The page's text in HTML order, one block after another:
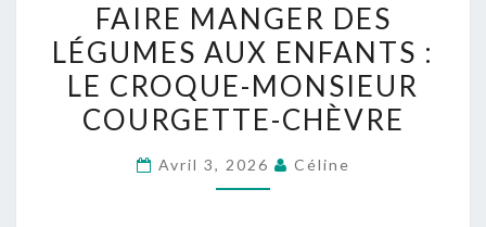
MANGER
DES
LÉGUMES
AUX
:
FAIRE MANGER DES
LÉGUMES AUX ENFANTS :
LE CROQUE-MONSIEUR
COURGETTE-CHÈVRE
Avril 3, 2026 Céline